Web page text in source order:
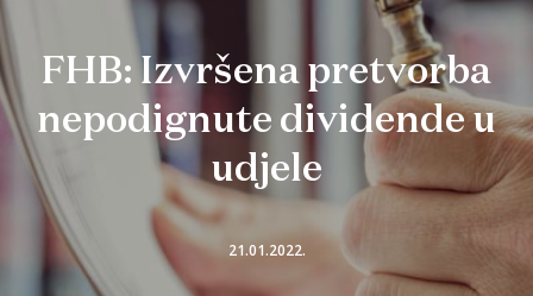
FHB: Izvršena pretvorba
nepodignute dividende u
udjele
21.01.2022.